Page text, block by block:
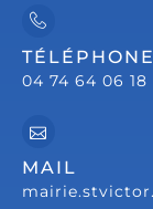
TÉLÉPHONE
04 74 64 06 18
MAIL